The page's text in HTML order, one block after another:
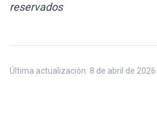
reservados
Última actualización: 8 de abril de 2026